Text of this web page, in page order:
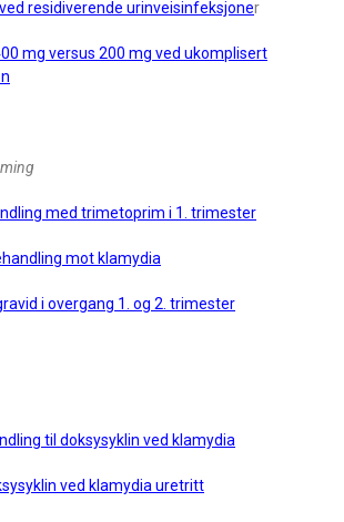
residiverende urinveisinfeksjoner
mg versus 200 mg ved ukomplisert
med trimetoprim i 1. trimester
mot klamydia
i overgang 1. og 2. trimester
til doksysyklin ved klamydia
ved klamydia uretritt